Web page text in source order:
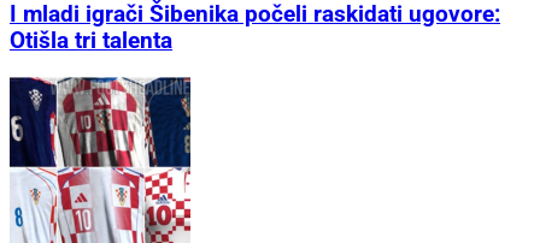
I mladi igrači Šibenika počeli raskidati ugovore:
Otišla tri talenta